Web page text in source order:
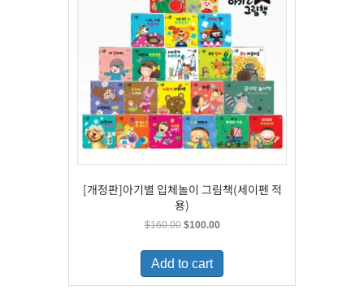
[개정판]아기별 입체놀이 그림책(세이펜 적
용)
$160.00 Original
was:
$160.00.
$100.00Current
is:
Add to cart